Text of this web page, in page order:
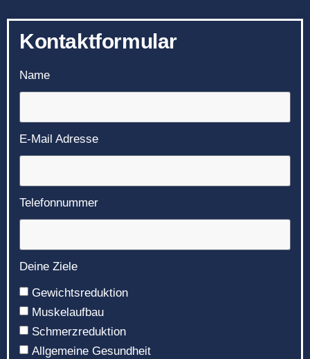
Kontaktformular
Name
E-Mail Adresse
Telefonnummer
Deine Ziele
Gewichtsreduktion
Muskelaufbau
Schmerzreduktion
Allgemeine Gesundheit